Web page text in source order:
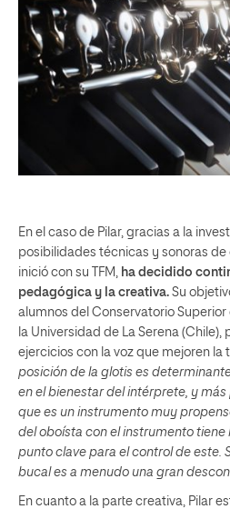
En el caso de Pilar, gracias a la
posibilidades técnicas y sonoras
inició con su TFM,
ha decidido
pedagógica y la creativa. Su
alumnos del Conservatorio
la Universidad de La Serena
ejercicios con la voz que mejoren la
posición de la glotis es
en el bienestar del intérprete, y más
que es un instrumento muy
del oboísta con el instrumento tiene
punto clave para el control de este.
bucal es a menudo una gran
En cuanto a la parte creativa, Pilar